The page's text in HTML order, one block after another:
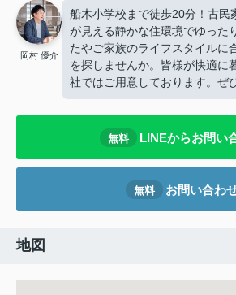
岡村 優介
船木小学校まで徒歩20分！古民
が見える静かな住環境でゆった
たやご家族のライフスタイルに
を探しませんか。皆様が快適に
社ではご用意しております。ぜ
無料 LINEからお問い
無料 お問い合わ
地図